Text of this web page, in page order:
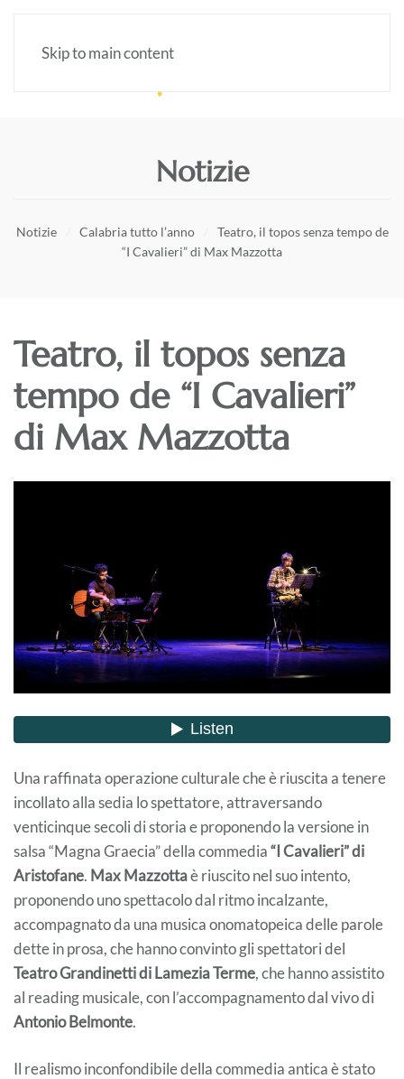
Skip to main content
Notizie
Notizie Calabria tutto l’anno
Teatro, il topos senza tempo de
“I Cavalieri” di Max Mazzotta
Teatro, il topos senza
tempo de “I Cavalieri”
di Max Mazzotta
Una raffinata operazione culturale che è riuscita a tenere
incollato alla sedia lo spettatore, attraversando
venticinque secoli di storia e proponendo la versione in
salsa “Magna Graecia” della commedia“I Cavalieri” di
Aristofane. Max Mazzottaè riuscito nel suo intento,
proponendo uno spettacolo dal ritmo incalzante,
accompagnato da una musica onomatopeica delle parole
dette in prosa, che hanno convinto gli spettatori del
Teatro Grandinetti di Lamezia Terme, che hanno assistito
al reading musicale, con l’accompagnamento dal vivo di
Antonio Belmonte.
Il realismo inconfondibile della commedia antica è stato